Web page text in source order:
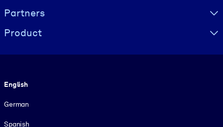
Partners
Product
English
German
Spanish